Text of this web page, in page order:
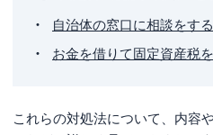
自治体の窓口に相談をする
お金を借りて固定資産税
これらの対処法について、内容